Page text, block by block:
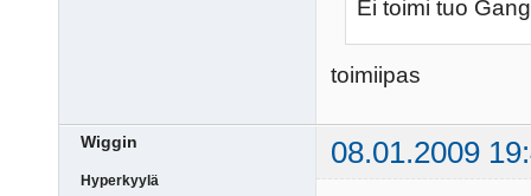
Ei toimi tuo
toimiipas
Wiggin 08.01.2009
Hyperkyylä